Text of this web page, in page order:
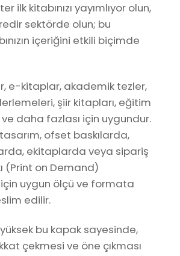
ilk kitabınızı yayımlıyor olun,
sektörde olun; bu
içeriğini etkili biçimde
e-kitaplar, akademik tezler,
şiir kitapları, eğitim
daha fazlası için uygundur.
ofset baskılarda,
ekitaplarda veya sipariş
(Print on Demand)
uygun ölçü ve formata
edilir.
bu kapak sayesinde,
çekmesi ve öne çıkması